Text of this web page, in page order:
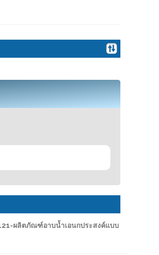
ผลิตภัณฑ์อาบน้ำเอนกประสงค์แบบ